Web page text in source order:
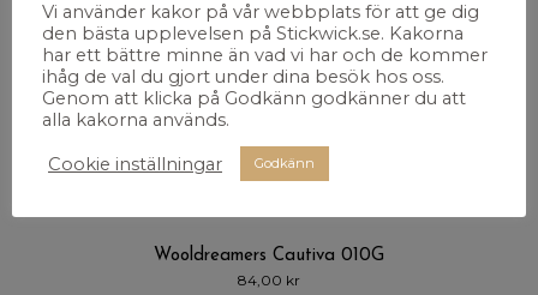
Wooldreamers Cautiva 010G
84,00 kr
Vi använder kakor på vår webbplats för att ge dig
den bästa upplevelsen på Stickwick.se. Kakorna
har ett bättre minne än vad vi har och de kommer
ihåg de val du gjort under dina besök hos oss.
Genom att klicka på Godkänn godkänner du att
alla kakorna används.
Cookie inställningar Godkänn